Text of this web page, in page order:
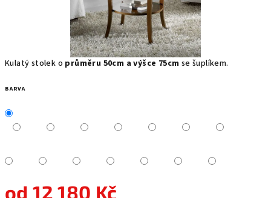
Kulatý stolek o průměru 50cm a výšce 75cm se šuplíkem.
BARVA
od12 180 Kč